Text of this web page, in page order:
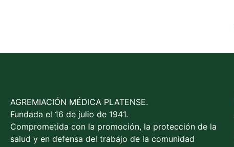
AGREMIACIÓN MÉDICA PLATENSE.
Fundada el 16 de julio de 1941.
Comprometida con la promoción, la protección de la
salud y en defensa del trabajo de la comunidad